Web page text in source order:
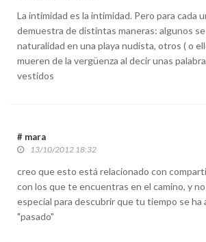
La intimidad es la intimidad. Pero para cada
demuestra de distintas maneras: algunos
naturalidad en una playa nudista, otros ( o
mueren de la vergüenza al decir unas
vestidos
# mara
13/10/2012 18:32
creo que esto está relacionado con
con los que te encuentras en el camino, y
especial para descubrir que tu tiempo se ha
"pasado"